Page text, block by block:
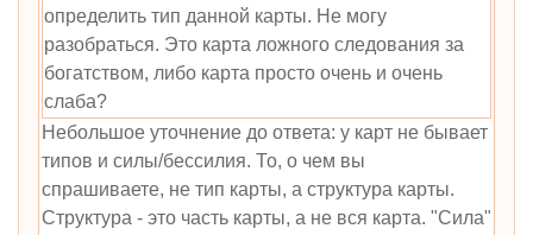
определить тип данной карты. Не могу
разобраться. Это карта ложного следования за
богатством, либо карта просто очень и очень
слаба?
Небольшое уточнение до ответа: у карт не бывает
типов и силы/бессилия. То, о чем вы
спрашиваете, не тип карты, а структура карты.
Структура - это часть карты, а не вся карта. "Сила"